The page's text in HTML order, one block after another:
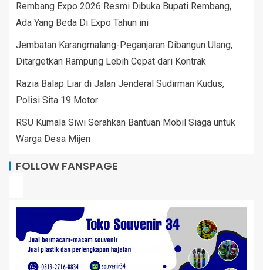
Rembang Expo 2026 Resmi Dibuka Bupati Rembang,
Ada Yang Beda Di Expo Tahun ini
Jembatan Karangmalang-Peganjaran Dibangun Ulang,
Ditargetkan Rampung Lebih Cepat dari Kontrak
Razia Balap Liar di Jalan Jenderal Sudirman Kudus,
Polisi Sita 19 Motor
RSU Kumala Siwi Serahkan Bantuan Mobil Siaga untuk
Warga Desa Mijen
FOLLOW FANSPAGE